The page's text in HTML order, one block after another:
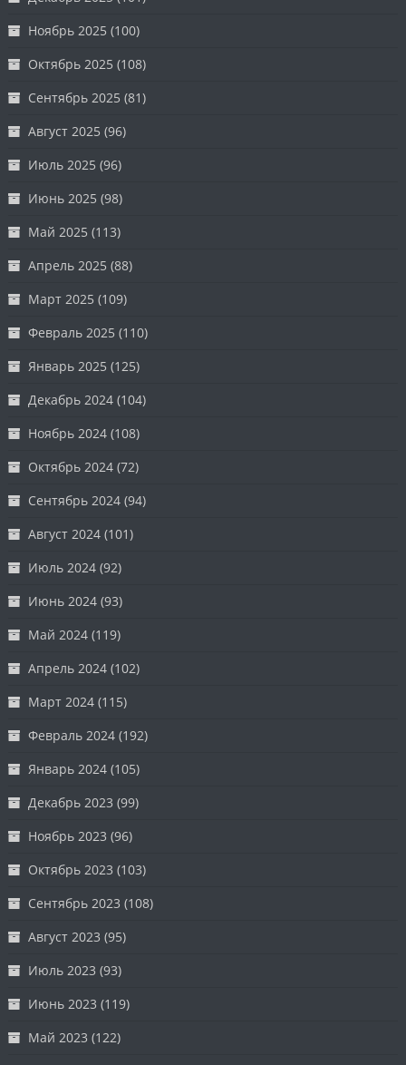
Ноябрь 2025 (100)
Октябрь 2025 (108)
Сентябрь 2025 (81)
Август 2025 (96)
Июль 2025 (96)
Июнь 2025 (98)
Май 2025 (113)
Апрель 2025 (88)
Март 2025 (109)
Февраль 2025 (110)
Январь 2025 (125)
Декабрь 2024 (104)
Ноябрь 2024 (108)
Октябрь 2024 (72)
Сентябрь 2024 (94)
Август 2024 (101)
Июль 2024 (92)
Июнь 2024 (93)
Май 2024 (119)
Апрель 2024 (102)
Март 2024 (115)
Февраль 2024 (192)
Январь 2024 (105)
Декабрь 2023 (99)
Ноябрь 2023 (96)
Октябрь 2023 (103)
Сентябрь 2023 (108)
Август 2023 (95)
Июль 2023 (93)
Июнь 2023 (119)
Май 2023 (122)